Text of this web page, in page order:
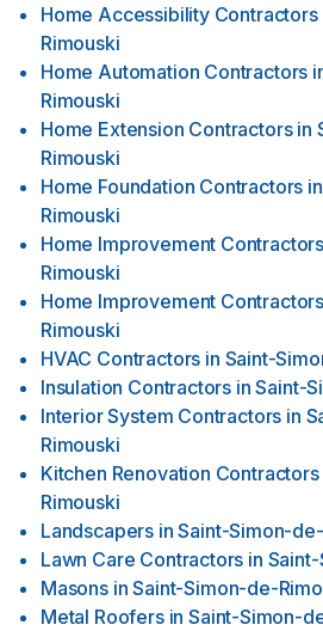
Home Accessibility Contractors
Rimouski
Home Automation Contractors
Rimouski
Home Extension Contractors in
Rimouski
Home Foundation Contractors in
Rimouski
Home Improvement Contractors
Rimouski
Home Improvement Contractors
Rimouski
HVAC Contractors in Saint-
Insulation Contractors in Saint-
Interior System Contractors in
Rimouski
Kitchen Renovation Contractors
Rimouski
Landscapers in Saint-Simon-
Lawn Care Contractors in
Masons in Saint-Simon-de-
Metal Roofers in Saint-Simon-